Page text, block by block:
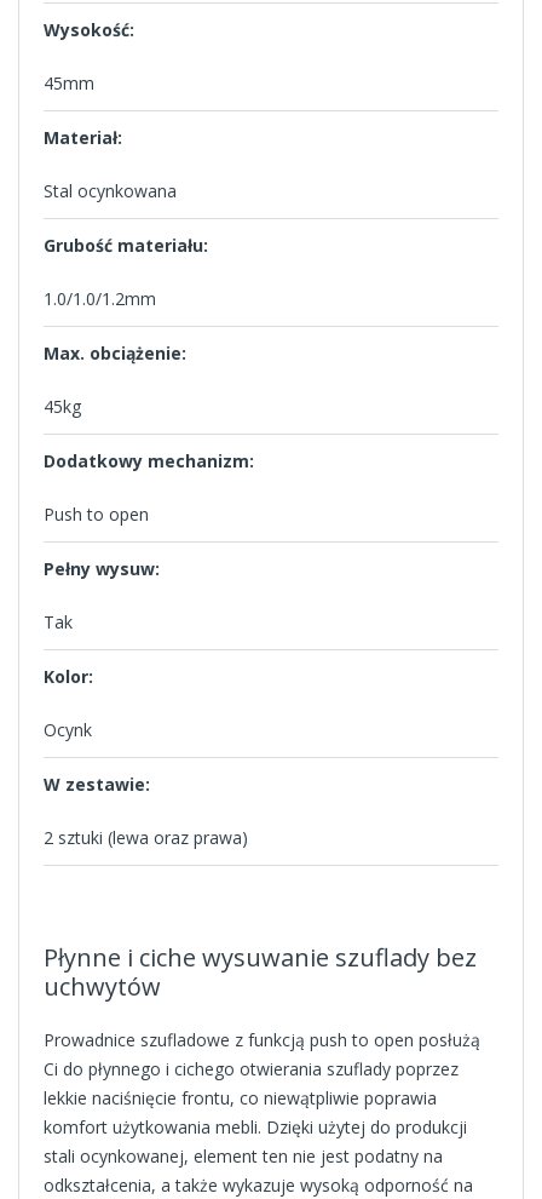
Wysokość:
45mm
Materiał:
Stal ocynkowana
Grubość materiału:
1.0/1.0/1.2mm
Max. obciążenie:
45kg
Dodatkowy mechanizm:
Push to open
Pełny wysuw:
Tak
Kolor:
Ocynk
W zestawie:
2 sztuki (lewa oraz prawa)
Płynne i ciche wysuwanie szuflady bez
uchwytów
Prowadnice szufladowe z funkcją push to open posłużą
Ci do płynnego i cichego otwierania szuflady poprzez
lekkie naciśnięcie frontu, co niewątpliwie poprawia
komfort użytkowania mebli. Dzięki użytej do produkcji
stali ocynkowanej, element ten nie jest podatny na
odkształcenia, a także wykazuje wysoką odporność na